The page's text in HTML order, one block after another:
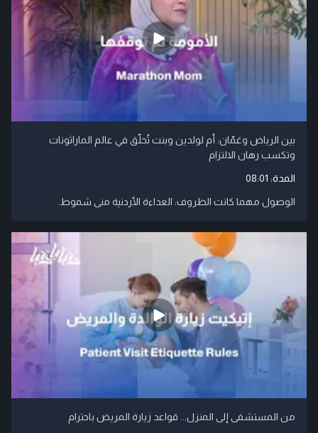
بين الرياض وعَمّان: أم لولدين وبنت تُحلّق في عالم الماراثونات
وتكسب رهان الالتزام
المدة: 08:01
الوصول مهما كانت الظروف: العداءة الأردنية منى شموط.
من المستشفى إلى المنزل... قواعد زيارة المريض باحترام